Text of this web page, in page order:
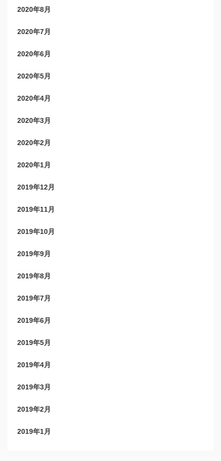
2020年8月
2020年7月
2020年6月
2020年5月
2020年4月
2020年3月
2020年2月
2020年1月
2019年12月
2019年11月
2019年10月
2019年9月
2019年8月
2019年7月
2019年6月
2019年5月
2019年4月
2019年3月
2019年2月
2019年1月